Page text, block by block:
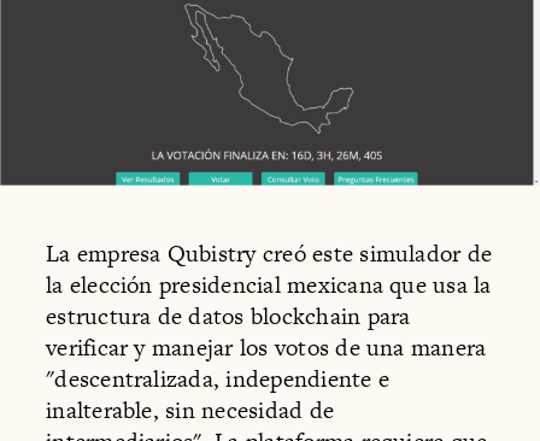
La empresa Qubistry creó este simulador de
la elección presidencial mexicana que usa la
estructura de datos blockchain para
verificar y manejar los votos de una manera
"descentralizada, independiente e
inalterable, sin necesidad de